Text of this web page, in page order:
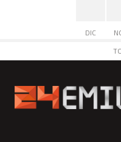
DIC